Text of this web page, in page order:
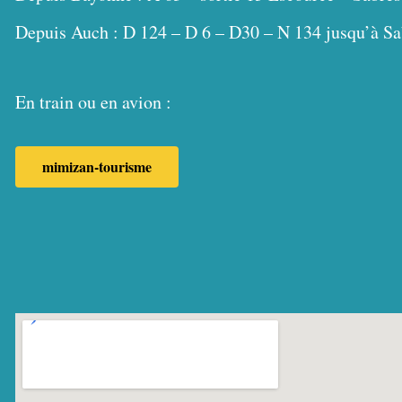
Depuis Auch : D 124 – D 6 – D30 – N 134 jusqu’à
En train ou en avion :
mimizan-tourisme